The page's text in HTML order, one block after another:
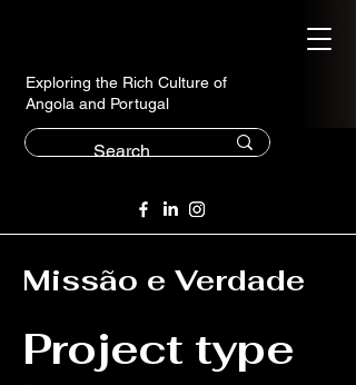
Exploring the Rich Culture of
Angola and Portugal
Missão e Verdade
Project type